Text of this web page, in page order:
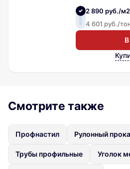
2 890 руб./м2
4 601 руб./
Смотрите также
Профнастил Рулонный
Трубы профильные Уголок